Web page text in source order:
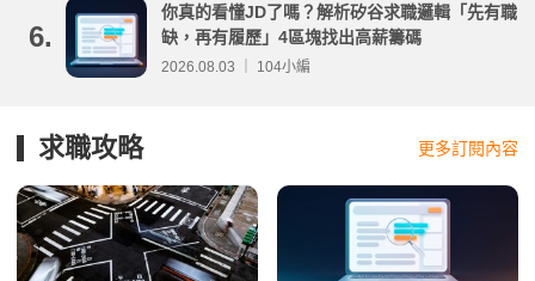
6.
你真的看懂JD了嗎？解析矽谷求職邏輯「先有職
缺，再有履歷」4區塊找出高薪籌碼
2026.08.03 ｜ 104小編
求職攻略 更多訂閱內容